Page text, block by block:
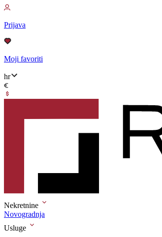
Prijava
Moji favoriti
hr
Nekretnine
Novogradnja
Usluge